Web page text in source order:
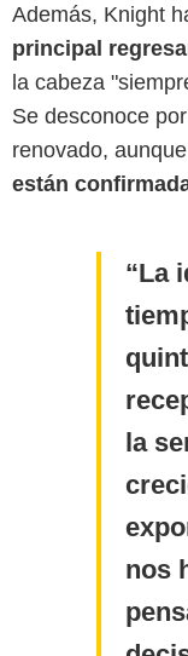
Además, Knight
principal
la cabeza
Se desconoce
renovado, aunque
están
La
la
nos